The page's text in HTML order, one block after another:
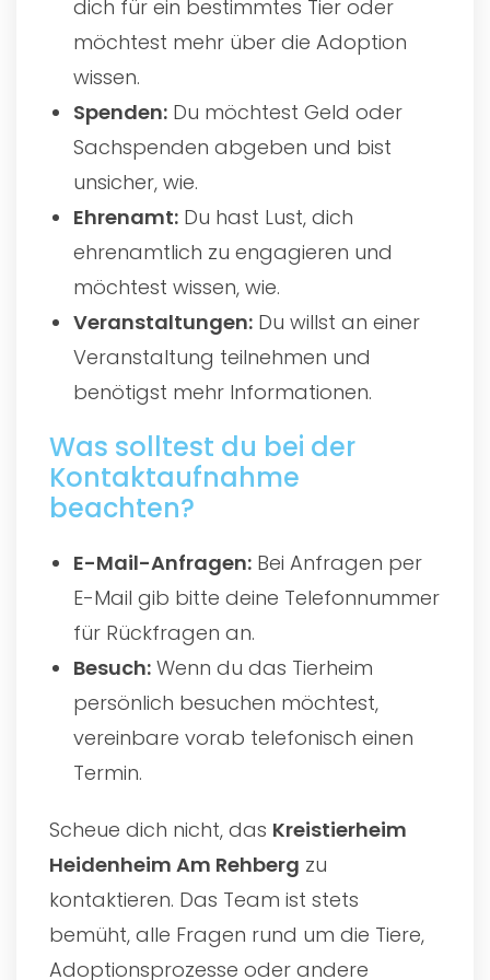
dich für ein bestimmtes Tier oder
möchtest mehr über die Adoption
wissen.
Spenden: Du möchtest Geld oder
Sachspenden abgeben und bist
unsicher, wie.
Ehrenamt: Du hast Lust, dich
ehrenamtlich zu engagieren und
möchtest wissen, wie.
Veranstaltungen: Du willst an einer
Veranstaltung teilnehmen und
benötigst mehr Informationen.
Was solltest du bei der
Kontaktaufnahme
beachten?
E-Mail-Anfragen: Bei Anfragen per
E-Mail gib bitte deine Telefonnummer
für Rückfragen an.
Besuch: Wenn du das Tierheim
persönlich besuchen möchtest,
vereinbare vorab telefonisch einen
Termin.
Scheue dich nicht, das Kreistierheim
Heidenheim Am Rehberg zu
kontaktieren. Das Team ist stets
bemüht, alle Fragen rund um die Tiere,
Adoptionsprozesse oder andere